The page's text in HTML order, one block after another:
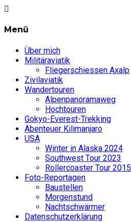
Menü
Über mich
Militäraviatik
Fliegerschiessen Axalp
Zivilaviatik
Wandertouren
Alpenpanoramaweg
Hochtouren
Gokyo-Everest-Trekking
Abenteuer Kilimanjaro
USA
Winter in Alaska 2024
Southwest Tour 2023
Rollercoaster Tour 2015
Foto-Reportagen
Baustellen
Morgenstund
Nachtschwärmer
Datenschutzerklärung